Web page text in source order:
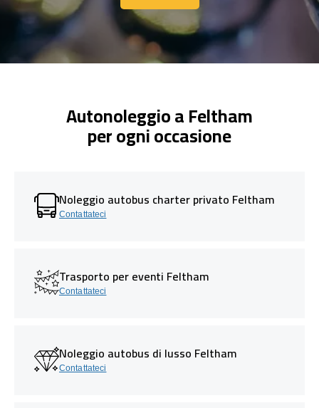
Contattaci
Autonoleggio a Feltham
per ogni occasione
Noleggio autobus charter privato Feltham
Contattateci
Trasporto per eventi Feltham
Contattateci
Noleggio autobus di lusso Feltham
Contattateci